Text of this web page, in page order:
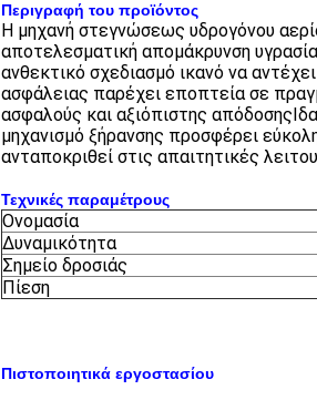
Περιγραφή του προϊόντος
Η μηχανή στεγνώσεως υδρογόνου
αποτελεσματική απομάκρυνση
ανθεκτικό σχεδιασμό ικανό να
ασφάλειας παρέχει εποπτεία σε
ασφαλούς και αξιόπιστης
μηχανισμό ξήρανσης προσφέρει
ανταποκριθεί στις απαιτητικές
Τεχνικές παραμέτρους
Ονομασία
Δυναμικότητα
Σημείο δροσιάς
Πίεση
Πιστοποιητικά εργοστασίου